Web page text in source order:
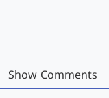
Show Comments